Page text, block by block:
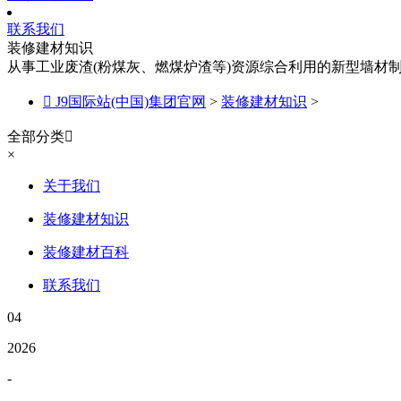
联系我们
装修建材知识
从事工业废渣(粉煤灰、燃煤炉渣等)资源综合利用的新型墙材
 J9国际站(中国)集团官网 > 装修建材知识 >
全部分类
×
关于我们
装修建材知识
装修建材百科
联系我们
04
2026
-